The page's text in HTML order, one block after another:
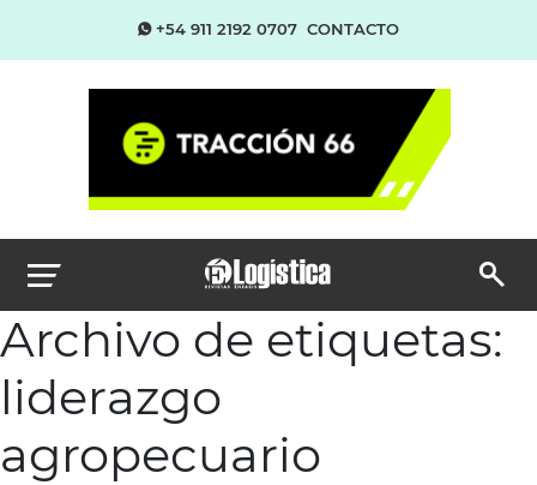
+54 911 2192 0707 CONTACTO
Archivo de etiquetas:
liderazgo
agropecuario